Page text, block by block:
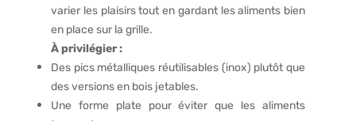
varier les plaisirs tout en gardant les aliments bien
en place sur la grille.
À privilégier :
Des pics métalliques réutilisables (inox) plutôt que
des versions en bois jetables.
Une forme plate pour éviter que les aliments